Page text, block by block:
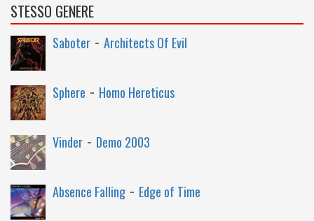
STESSO GENERE
Saboter - Architects Of Evil
Sphere - Homo Hereticus
Vinder - Demo 2003
Absence Falling - Edge of Time